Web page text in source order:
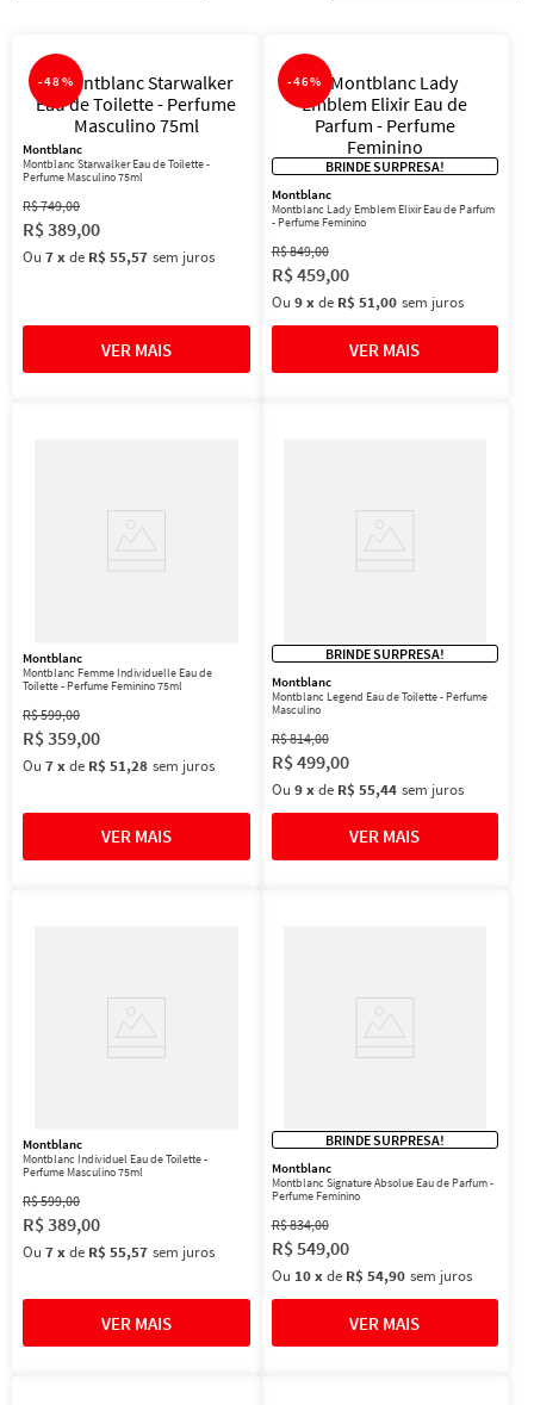
-48%
Montblanc
Montblanc Starwalker Eau de Toilette -
Perfume Masculino 75ml
R$749,00
R$389,00
Ou 7xde R$ 55,57 sem juros
-46%
BRINDE SURPRESA!
Montblanc
Montblanc Lady Emblem Elixir Eau de Parfum
- Perfume Feminino
R$849,00
R$459,00
Ou 9 xde R$ 51,00 sem juros
Montblanc
Montblanc Femme Individuelle Eau de
Toilette - Perfume Feminino 75ml
R$599,00
R$359,00
Ou 7xde R$ 51,28 sem juros
BRINDE SURPRESA!
Montblanc
Montblanc Legend Eau de Toilette - Perfume
Masculino
R$814,00
R$499,00
Ou 9 xde R$ 55,44 sem juros
Montblanc
Montblanc Individuel Eau de Toilette -
Perfume Masculino 75ml
R$599,00
R$389,00
Ou 7xde R$ 55,57 sem juros
BRINDE SURPRESA!
Montblanc
Montblanc Signature Absolue Eau de Parfum -
Perfume Feminino
R$834,00
R$549,00
Ou 10 xde R$ 54,90 sem juros